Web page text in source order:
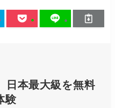
日本最大級を無料
験